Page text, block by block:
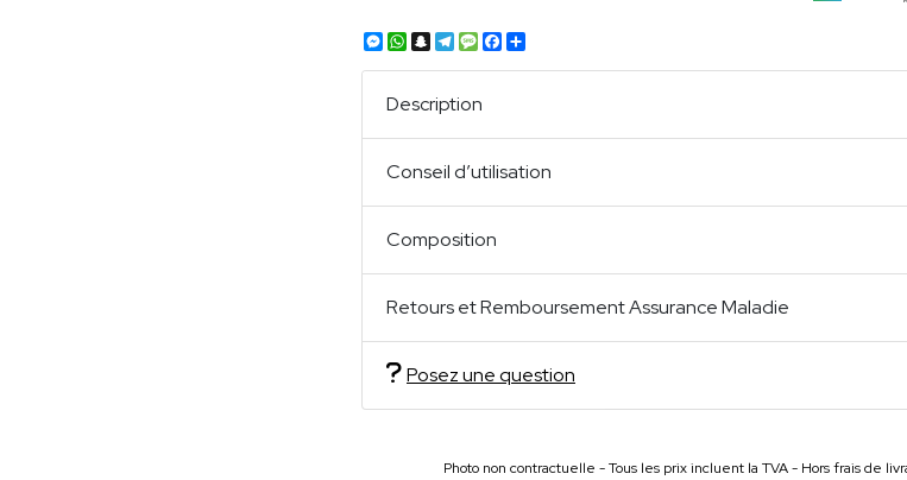
Messenger
WhatsApp
Snapchat
Telegram
Message
Facebook
Description
Conseil d’utilisation
Composition
Retours et Remboursement Assurance Maladie
Posez une question
Photo non contractuelle - Tous les prix incluent la TVA - Hors frais de